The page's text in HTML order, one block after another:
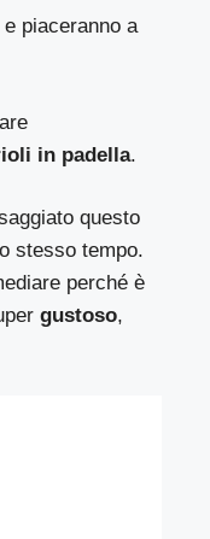
piaceranno a
in padella.
questo
stesso tempo.
perché è
gustoso,